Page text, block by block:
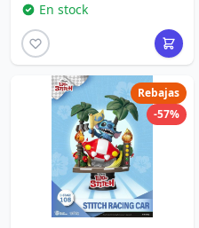
En stock
Rebajas
-57%